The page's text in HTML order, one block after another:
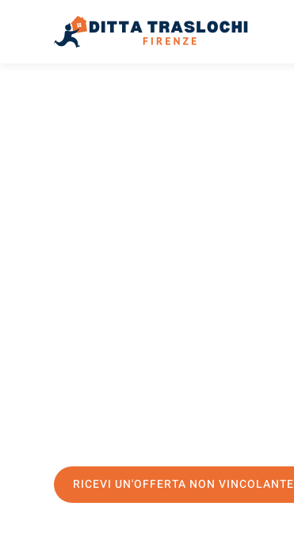
RICEVI UN'OFFERTA NON VINCOLANTE